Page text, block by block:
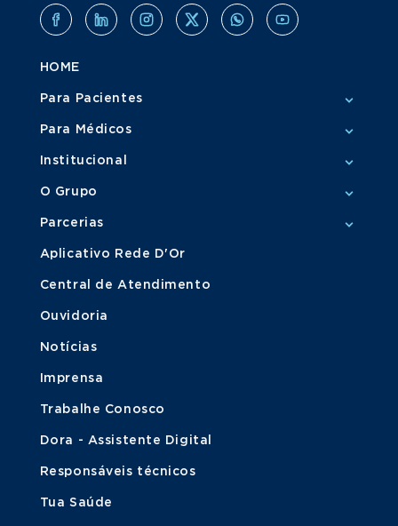
HOME
Para Pacientes
Para Médicos
Institucional
O Grupo
Parcerias
Aplicativo Rede D'Or
Central de Atendimento
Ouvidoria
Notícias
Imprensa
Trabalhe Conosco
Dora - Assistente Digital
Responsáveis técnicos
Tua Saúde